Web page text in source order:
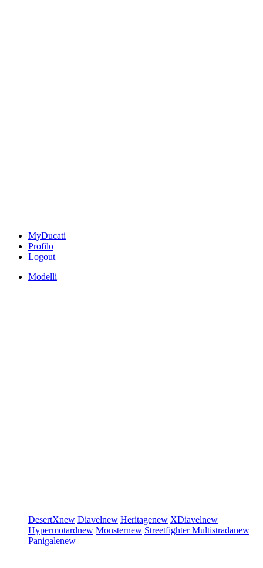
MyDucati
Profilo
Logout
Modelli
DesertXnew Diavelnew Heritagenew XDiavelnew
Hypermotardnew Monsternew StreetfighterMultistradanew
Panigalenew